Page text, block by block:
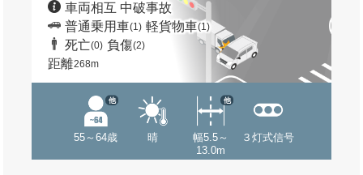
車両相互 中破事故
普通乗用車(1) 軽貨物車(1)
死亡(0) 負傷(2)
距離268m
55～64歳
他
晴
幅5.5～
13.0m
他
３灯式信号